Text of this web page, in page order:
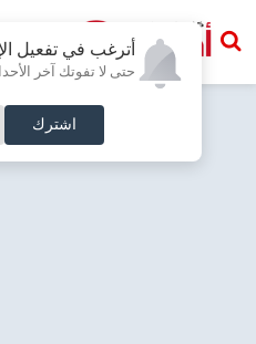
أترغب في تفعيل
حتى لا تفوتك آخر
اشترك